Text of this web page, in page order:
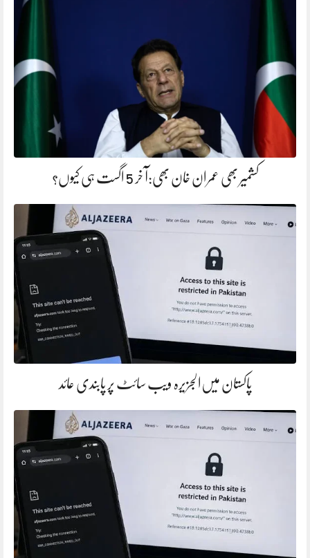
کشمیر بھی عمران خان بھی:آ خر 5 اگست ہی کیوں؟
پاکستان میں‌الجزیرہ ویب سائٹ پر پابندی عائد